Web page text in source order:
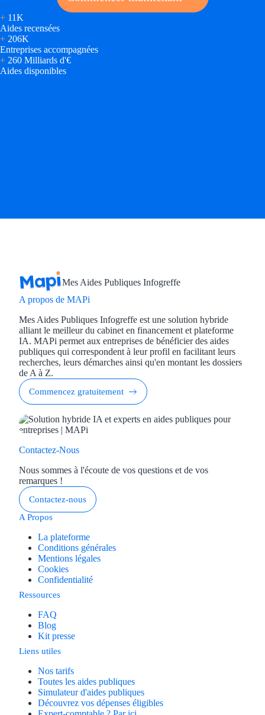
+ 11K
Aides recensées
+ 206K
Entreprises accompagnées
+ 260 Milliards d'€
Aides disponibles
Mes Aides Publiques Infogreffe
A propos de MAPi
Mes Aides Publiques Infogreffe est une solution hybride
alliant le meilleur du cabinet en financement et plateforme
IA. MAPi permet aux entreprises de bénéficier des aides
publiques qui correspondent à leur profil en facilitant leurs
recherches, leurs démarches ainsi qu'en montant les dossiers
de A à Z.
Commencez gratuitement
Contactez-Nous
Nous sommes à l'écoute de vos questions et de vos
remarques !
Contactez-nous
A Propos
La plateforme
Conditions générales
Mentions légales
Cookies
Confidentialité
Ressources
FAQ
Blog
Kit presse
Liens utiles
Nos tarifs
Toutes les aides publiques
Simulateur d'aides publiques
Découvrez vos dépenses éligibles